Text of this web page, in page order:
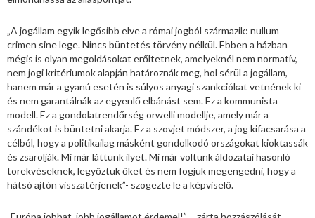
„A jogállam egyik legősibb elve a római jogból származik: nullum
crimen sine lege. Nincs büntetés törvény nélkül. Ebben a házban
mégis is olyan megoldásokat erőltetnek, amelyeknél nem normatív,
nem jogi kritériumok alapján határoznák meg, hol sérül a jogállam,
hanem már a gyanú esetén is súlyos anyagi szankciókat vetnének ki
és nem garantálnák az egyenlő elbánást sem. Ez a kommunista
modell. Ez a gondolatrendőrség orwelli modellje, amely már a
szándékot is büntetni akarja. Ez a szovjet módszer, a jog kifacsarása a
célból, hogy a politikailag másként gondolkodó országokat kioktassák
és zsarolják. Mi már láttunk ilyet. Mi már voltunk áldozatai hasonló
törekvéseknek, legyőztük őket és nem fogjuk megengedni, hogy a
hátsó ajtón visszatérjenek”- szögezte le a képviselő.